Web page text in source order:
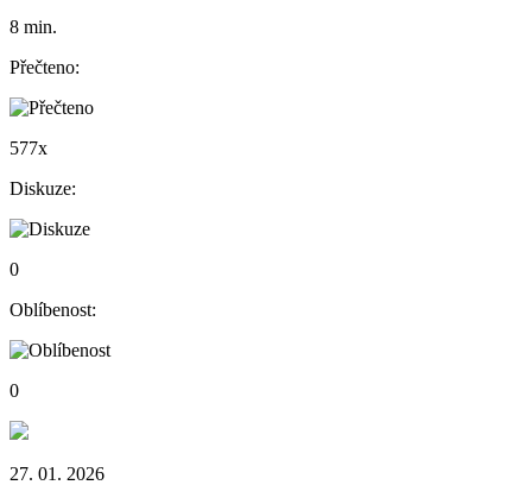
8 min.
Přečteno:
577x
Diskuze:
0
Oblíbenost:
0
27. 01. 2026